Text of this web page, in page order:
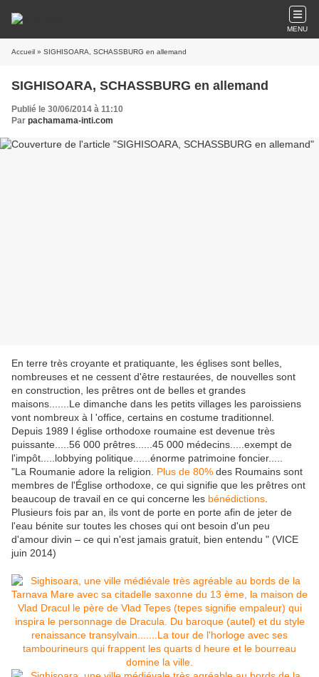
MENU
Accueil » SIGHISOARA, SCHASSBURG en allemand
SIGHISOARA, SCHASSBURG en allemand
Publié le 30/06/2014 à 11:10
Par pachamama-inti.com
En terre très croyante et pratiquante, les églises sont belles,
nombreuses et ne cessent d'être restaurées, de nouvelles sont
en construction, les prêtres ont de belles et grandes
maisons.......Le dimanche dans les petits villages les paroissiens
vont nombreux à l 'office, certains en costume traditionnel.
Depuis 1989 l église orthodoxe roumaine est devenue très
puissante.....56 000 prêtres......45 000 médecins.....exempt de
l'impôt.....lobbying politique......énorme patrimoine foncier.....
"La Roumanie adore la religion. Plus de 80% des Roumains sont
membres de l'Église orthodoxe, ce qui signifie que les prêtres ont
beaucoup de travail en ce qui concerne les bénédictions
Plusieurs fois par an, ils vont de porte en porte afin de jeter de
l'eau bénite sur toutes les choses qui ont besoin d'un peu
d'amour divin – ce qui n'est jamais gratuit, bien entendu " (VICE
juin 2014)